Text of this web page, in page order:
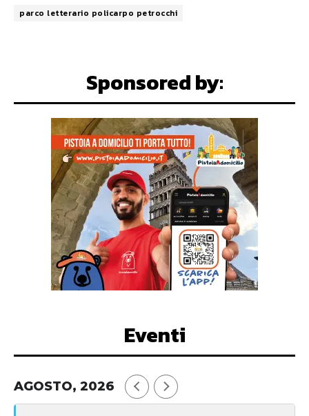
parco letterario policarpo petrocchi
Sponsored by:
Eventi
AGOSTO, 2026